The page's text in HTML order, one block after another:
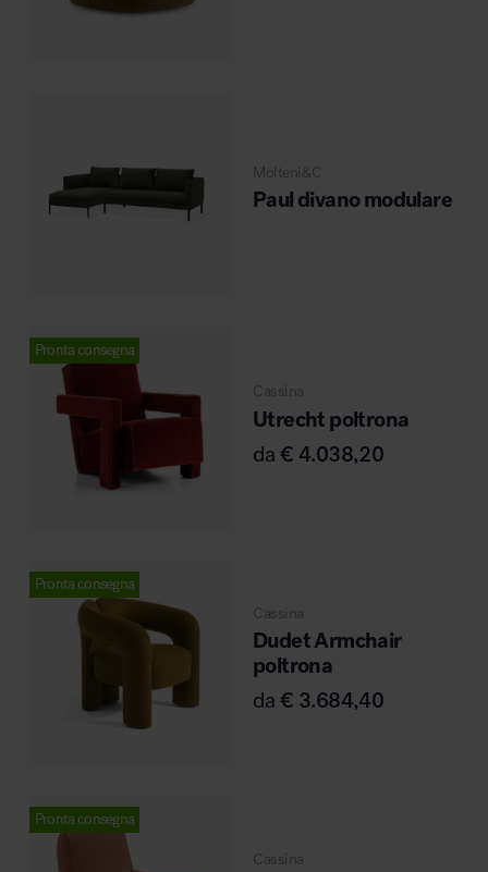
Molteni&C
Paul divano modulare
Pronta consegna
Cassina
Utrecht poltrona
da€ 4.038,20
Pronta consegna
Cassina
Dudet Armchair
poltrona
da€ 3.684,40
Pronta consegna
Cassina